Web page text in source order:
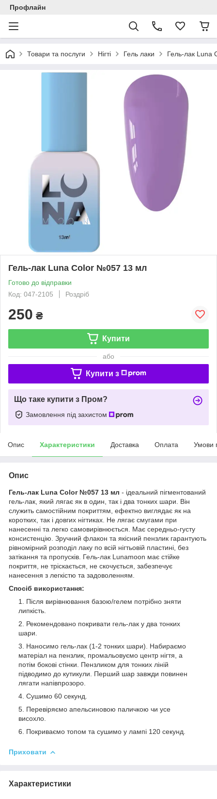
Профлайн
Товари та послуги Нігті Гель лаки Гель-лак
Гель-лак Luna Color №057 13 мл
Готово до відправки
Код: 047-2105
Роздріб
250 ₴
Купити
або
Купити з
Що таке купити з Пром?
Замовлення під захистом
Опис Характеристики Доставка Оплата Умови
Опис
Гель-лак Luna Color №057 13 мл - ідеальний пігментований
гель-лак, який лягає як в один, так і два тонких шари. Він
служить самостійним покриттям, ефектно виглядає як на
коротких, так і довгих нігтиках. Не лягає смугами при
нанесенні та легко самовирівнюється. Має середньо-густу
консистенцію. Зручний флакон та якісний пензлик гарантують
рівномірний розподіл лаку по всій нігтьовій пластині, без
затікання та пропусків. Гель-лак Lunamoon має стійке
покриття, не тріскається, не скочується, забезпечує
нанесення з легкістю та задоволенням.
Спосіб використання:
Після вирівнювання базою/гелем потрібно зняти
липкість.
Рекомендовано покривати гель-лак у два тонких
шари.
Наносимо гель-лак (1-2 тонких шари). Набираємо
матеріал на пензлик, промальовуємо центр нігтя, а
потім бокові стінки. Пензликом для тонких ліній
підводимо до кутикули. Перший шар завжди повинен
лягати напівпрозоро.
Сушимо 60 секунд.
Перевіряємо апельсиновою паличкою чи усе
висохло.
Покриваємо топом та сушимо у лампі 120 секунд.
Приховати
Характеристики